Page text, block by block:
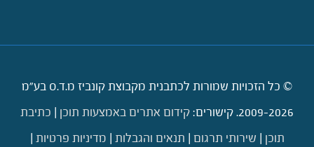
© כל הזכויות שמורות לכתבנית מקבוצת קונביז מ.ד.ס בע"מ
2009-2026. קישורים:
קידום אתרים באמצעות תוכן
כתיבת
תוכן
שירותי תרגום תנאים והגבלות מדיניות פרטיות